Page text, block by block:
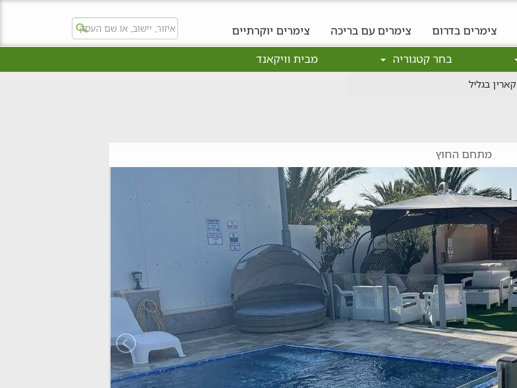
צימרים בדרום צימרים עם בריכה
צימרים יוקרתיים
בחר קטגוריה מבית וויקאנד
קארין בגליל
מתחם החוץ